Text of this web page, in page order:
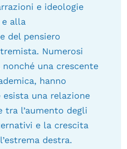
e ideologie
alla
del pensiero
Numerosi
una crescente
hanno
una relazione
tra l’aumento degli
e la crescita
destra.